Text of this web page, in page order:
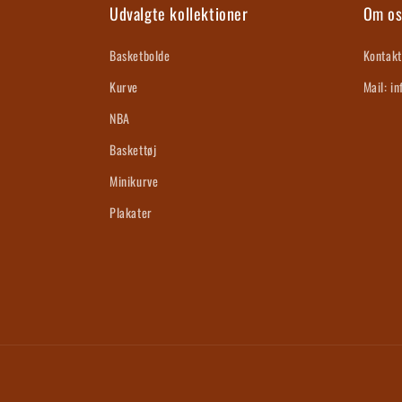
Udvalgte kollektioner
Basketbolde
Kurve
NBA
Baskettøj
Minikurve
Plakater
Om os
Mail: